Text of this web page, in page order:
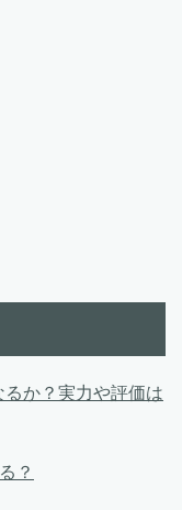
か？実力や評価は
？